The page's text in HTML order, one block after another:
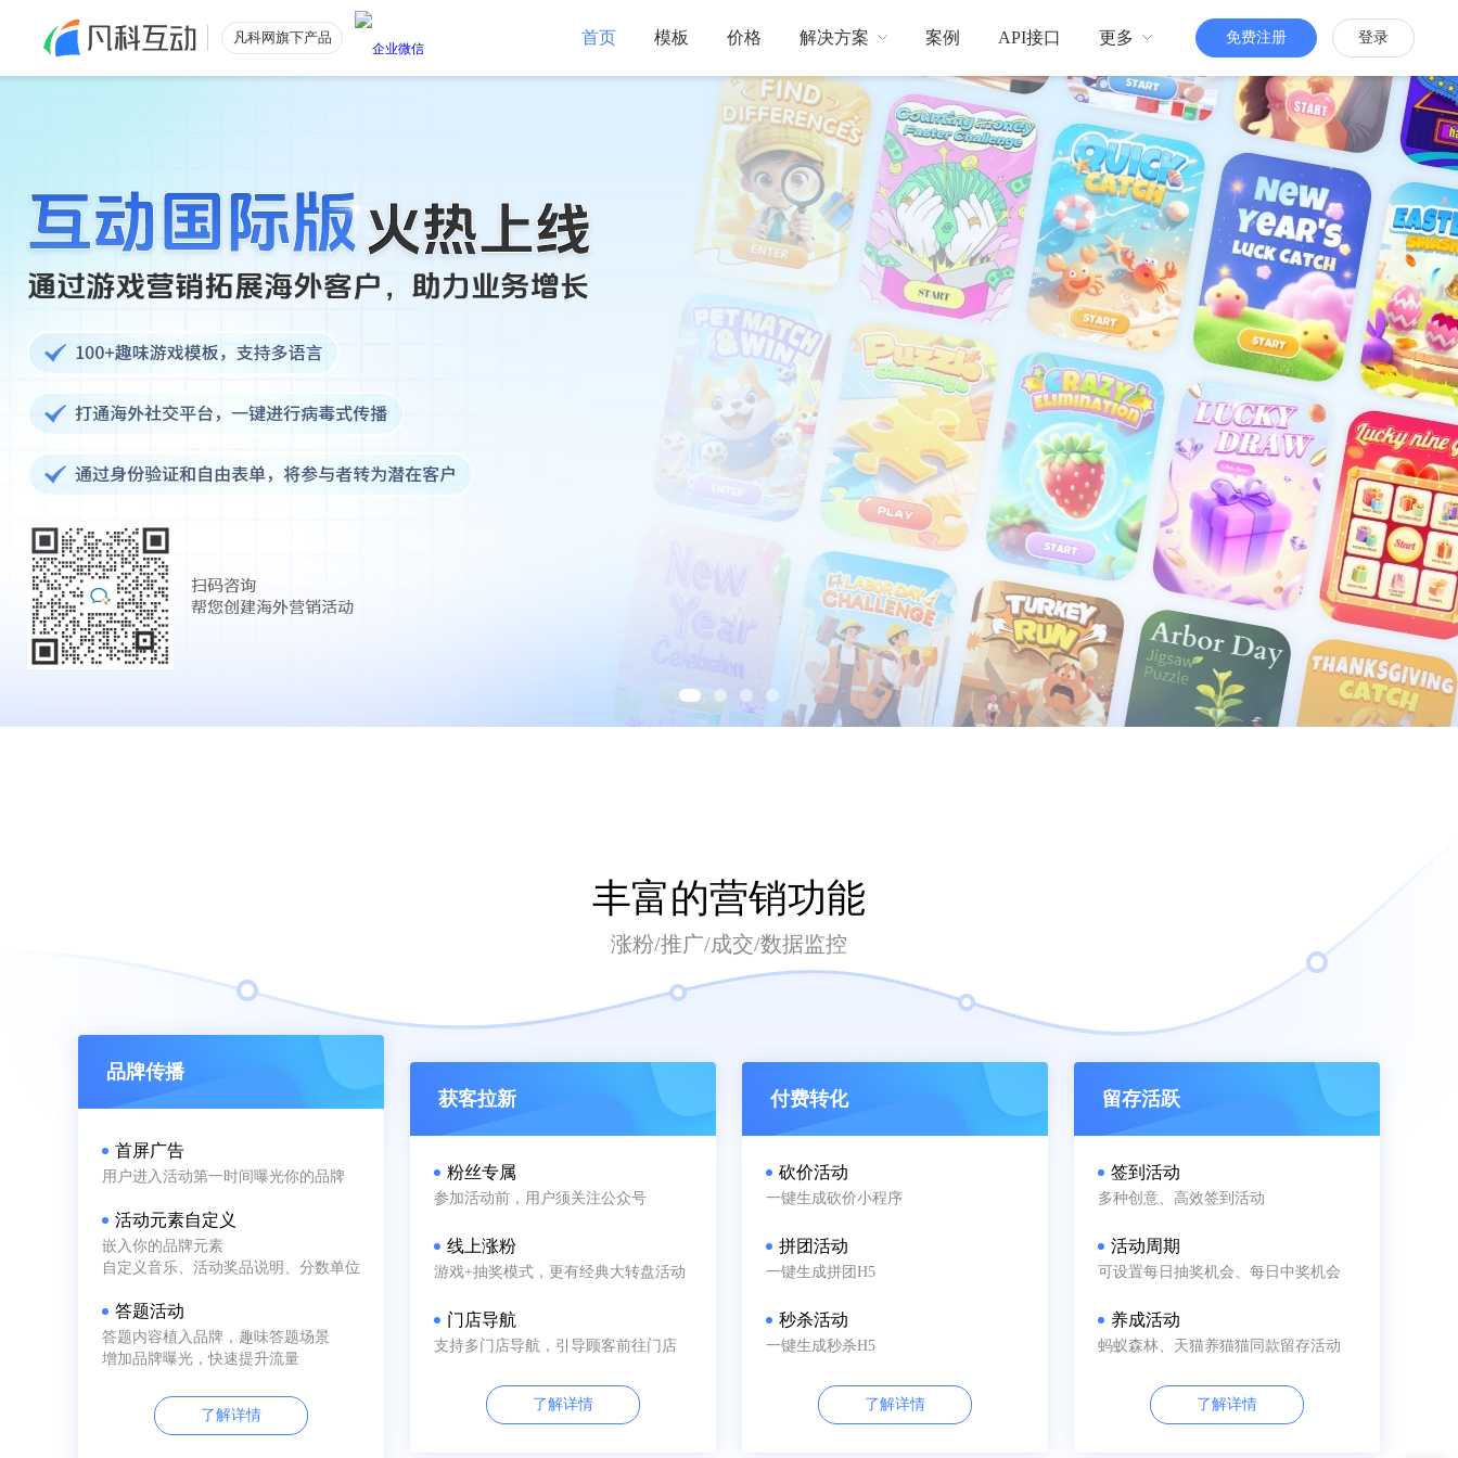
凡科网旗下产品 首页 模板 价格 解决方案
公众号粉丝数量提升
门店引流
线下门店引流
品牌传播
更多人知道你
电商引流
低价获取电商优质流量
展会现场
活跃展会现场气氛
活跃粉丝
增强粉丝互动
案例 API接口 更多
帮助中心 H5定制
免费注册 登录
丰富的营销功能
涨粉/推广/成交/数据监控
品牌传播
首屏广告
用户进入活动第一时间曝光你的品牌
活动元素自定义
嵌入你的品牌元素
自定义音乐、活动奖品说明、分数单位
答题活动
答题内容植入品牌，趣味答题场景
增加品牌曝光，快速提升流量
了解详情
获客拉新
粉丝专属
参加活动前，用户须关注公众号
线上涨粉
游戏+抽奖模式，更有经典大转盘活动
门店导航
支持多门店导航，引导顾客前往门店
了解详情
付费转化
砍价活动
一键生成砍价小程序
拼团活动
一键生成拼团H5
秒杀活动
一键生成秒杀H5
了解详情
留存活跃
签到活动
多种创意、高效签到活动
活动周期
可设置每日抽奖机会、每日中奖机会
养成活动
蚂蚁森林、天猫养猫猫同款留存活动
了解详情